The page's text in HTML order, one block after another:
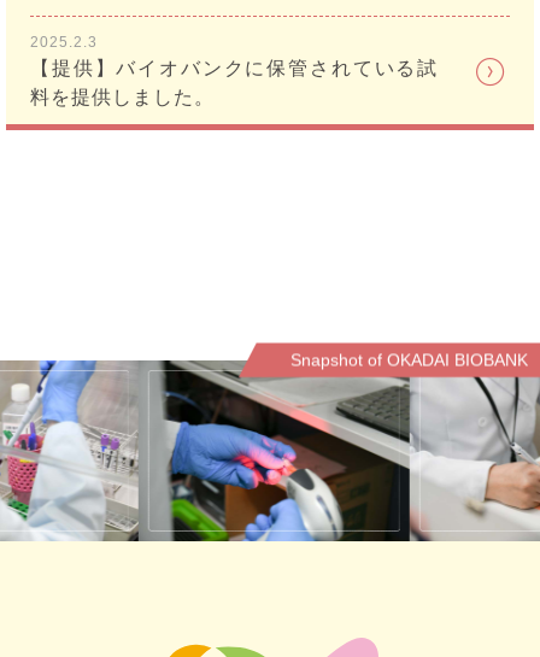
2025.2.3
【提供】バイオバンクに保管されている試
料を提供しました。
Snapshot of OKADAI BIOBANK